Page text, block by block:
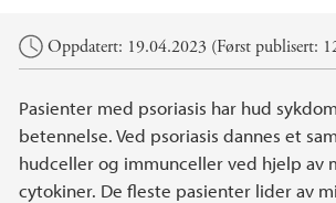
Hovedinnhold
Oppdatert: 19.04.2023 (Først publisert:
Pasienter med psoriasis har hud
betennelse. Ved psoriasis dannes et
hudceller og immunceller ved hjelp av
cytokiner. De fleste pasienter lider av